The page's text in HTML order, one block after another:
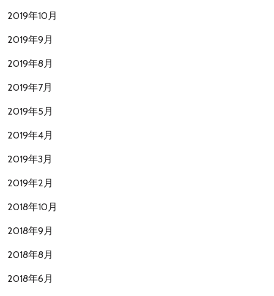
2019年10月
2019年9月
2019年8月
2019年7月
2019年5月
2019年4月
2019年3月
2019年2月
2018年10月
2018年9月
2018年8月
2018年6月